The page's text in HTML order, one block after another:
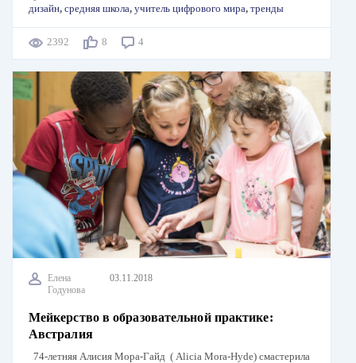
дизайн, средняя школа, учитель цифрового мира, тренды
2392 8 4
Елена
Годунова
03.11.2018
Мейкерство в образовательной практике:
Австралия
74-летняя Алисия Мора-Гайд ( Alicia Mora-Hyde) смастерила